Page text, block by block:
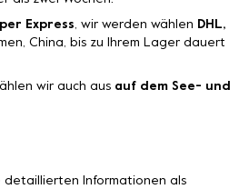
Express, wir werden wählen DHL,
China, bis zu Ihrem Lager dauert
wir auch aus auf dem See- und
detaillierten Informationen als